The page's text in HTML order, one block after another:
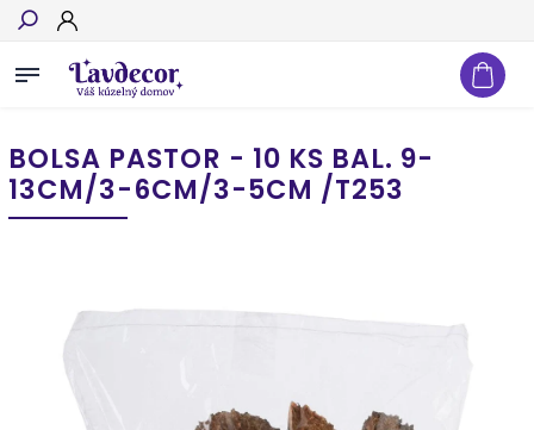
Hľadať
BOLSA PASTOR - 10 KS BAL. 9-
13CM/3-6CM/3-5CM /T253